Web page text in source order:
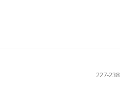
227-238